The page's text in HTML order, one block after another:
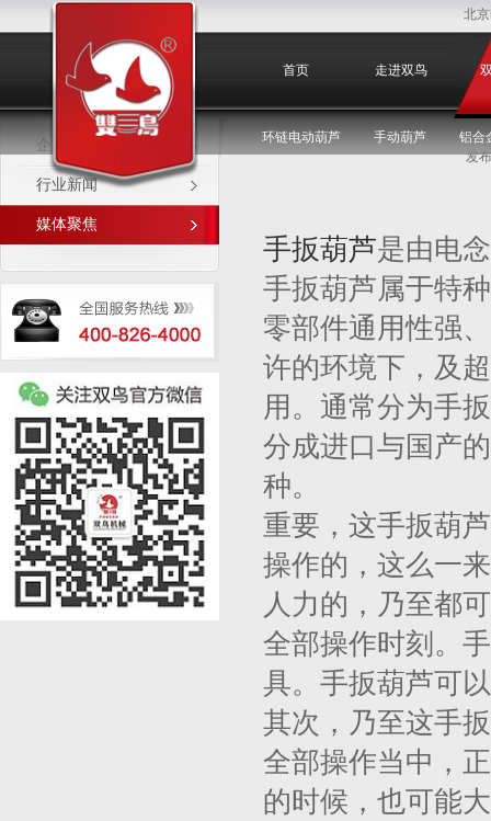
北
首页 走进双鸟
环链电动葫芦 手动葫芦 铝合
媒体聚焦
企业新闻
行业新闻
媒体聚焦
发
手扳葫芦是由电
手扳葫芦属于特
零部件通用性强
许的环境下，及
用。通常分为手
分成进口与国产
种。
重要，这手扳葫
操作的，这么一
人力的，乃至都
全部操作时刻。
具。手扳葫芦可
其次，乃至这手
全部操作当中，
的时候，也可能